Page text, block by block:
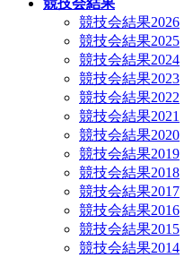
競技会結果
競技会結果2026
競技会結果2025
競技会結果2024
競技会結果2023
競技会結果2022
競技会結果2021
競技会結果2020
競技会結果2019
競技会結果2018
競技会結果2017
競技会結果2016
競技会結果2015
競技会結果2014